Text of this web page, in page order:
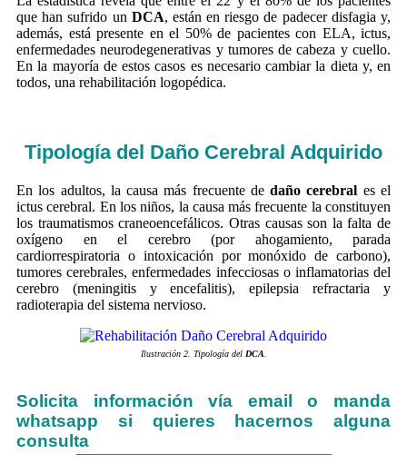
que han sufrido un DCA, están en riesgo de padecer disfagia y,
además, está presente en el 50% de pacientes con ELA, ictus,
enfermedades neurodegenerativas y tumores de cabeza y cuello.
En la mayoría de estos casos es necesario cambiar la dieta y, en
todos, una rehabilitación logopédica.
Tipología del Daño Cerebral Adquirido
En los adultos, la causa más frecuente dedaño cerebral es el
ictus cerebral. En los niños, la causa más frecuente la constituyen
los traumatismos craneoencefálicos. Otras causas son la falta de
oxígeno en el cerebro (por ahogamiento, parada
cardiorrespiratoria o intoxicación por monóxido de carbono),
tumores cerebrales, enfermedades infecciosas o inflamatorias del
cerebro (meningitis y encefalitis), epilepsia refractaria y
radioterapia del sistema nervioso.
Ilustración 2. Tipología del DCA
Solicita información vía email o manda
whatsapp si quieres hacernos alguna
consulta